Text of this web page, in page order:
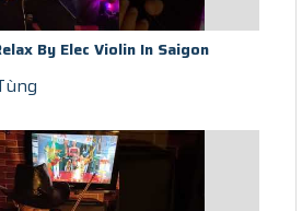
By Elec Violin In Saigon
Chi Duong...